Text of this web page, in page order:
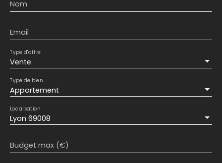
Nom
Email
Vente
Type d'offre
Appartement
Type de bien
Lyon 69008
Localisation
Budget max (€)